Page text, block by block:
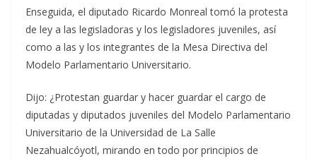
Enseguida, el diputado Ricardo Monreal tomó la protesta
de ley a las legisladoras y los legisladores juveniles, así
como a las y los integrantes de la Mesa Directiva del
Modelo Parlamentario Universitario.
Dijo: ¿Protestan guardar y hacer guardar el cargo de
diputadas y diputados juveniles del Modelo Parlamentario
Universitario de la Universidad de La Salle
Nezahualcóyotl, mirando en todo por principios de